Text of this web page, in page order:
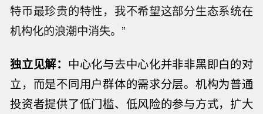
特币最珍贵的特性，我不希望这部分生态系统在
机构化的浪潮中消失。”
独立见解： 中心化与去中心化并非非黑即白的对
立，而是不同用户群体的需求分层。机构为普通
投资者提供了低门槛、低风险的参与方式，扩大